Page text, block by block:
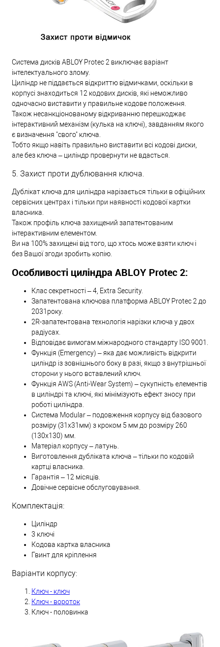
Система дисків ABLOY Protec 2 виключає варіант
інтелектуального злому.
Циліндр не піддається відкриттю відмичками, оскільки в
корпусі знаходиться 12 кодових дисків, які неможливо
одночасно виставити у правильне кодове положення.
Також несанкціонованому відкриванню перешкоджає
інтерактивний механізм (кулька на ключі), завданням якого
є визначення "свого" ключа.
Тобто якщо навіть правильно виставити всі кодові диски,
але без ключа – циліндр провернути не вдасться.
5. Захист проти дублювання ключа.
Дублікат ключа для циліндра нарізається тільки в офіційних
сервісних центрах і тільки при наявності кодової картки
власника.
Також профіль ключа захищений запатентованим
інтерактивним елементом.
Ви на 100% захищені від того, що хтось може взяти ключ і
без Вашої згоди зробить копію.
Особливості циліндра ABLOY Protec 2:
Клас секретності – 4, Extra Security.
Запатентована ключова платформа ABLOY Protec 2 до
2031року.
2R-запатентована технологія нарізки ключа у двох
радіусах.
Відповідає вимогам міжнародного стандарту ISO 9001.
Функція (Emergency) – яка дає можливість відкрити
циліндр із зовнішнього боку в разі, якщо з внутрішньої
сторони у нього вставлений ключ.
Функція AWS (Anti-Wear System) – сукупність елементів
в циліндрі та ключі, які мінімізують ефект зносу при
роботі циліндра.
Система Modular – подовження корпусу від базового
розміру (31х31мм) з кроком 5 мм до розміру 260
(130х130) мм.
Матеріал корпусу – латунь.
Виготовлення дубліката ключа – тільки по кодовій
картці власника.
Гарантія – 12 місяців.
Довічне сервісне обслуговування.
Комплектація:
Циліндр
3 ключі
Кодова картка власника
Гвинт для кріплення
Варіанти корпусу:
Ключ - ключ
Ключ - вороток
Ключ - половинка